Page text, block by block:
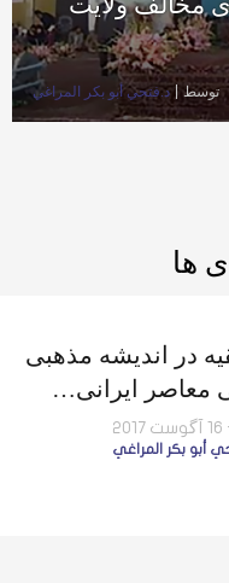
توسط د.فتحي أبو بكر المراغي
ها
در اندیشه مذهبی
معاصر ایرانی…
فکری مخالف
أبو بكر المراغي